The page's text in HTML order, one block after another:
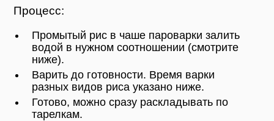
Процесс:
Промытый рис в чаше пароварки залить
водой в нужном соотношении (смотрите
ниже).
Варить до готовности. Время варки
разных видов риса указано ниже.
Готово, можно сразу раскладывать по
тарелкам.